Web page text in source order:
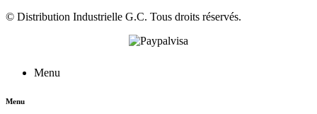
© Distribution Industrielle G.C. Tous droits réservés.
Menu
Menu